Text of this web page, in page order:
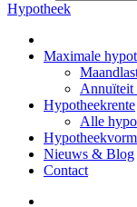
Hypotheek
Maximale
Annuïteit
Hypotheekrente
Alle
Nieuws & Blog
Contact